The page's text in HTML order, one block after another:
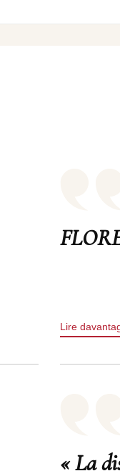
Lire
« La